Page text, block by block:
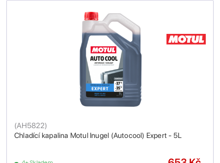
Chladící kapalina Motul Inugel (Autocool) Expert - 5L
(AH5822)